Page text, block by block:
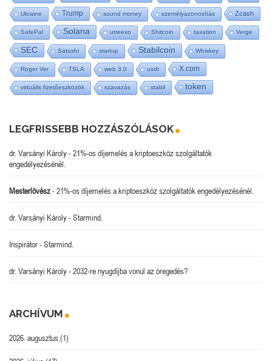
Ukraine Trump sound money személyazonosítás Zcash
SafePal Solana utreexo Shitcoin taxation Verge
SEC Satoshi startup Stabilcoin Whiskey
Roger Ver TSLA web 3.0 usdt X.com
virtuális fizetőeszközök szavazás stabil token
LEGFRISSEBB HOZZÁSZÓLÁSOK
dr. Varsányi Károly-21%-os díjemelés a kriptoeszköz szolgáltatók
engedélyezésénél.
Mesterlövész-21%-os díjemelés a kriptoeszköz szolgáltatók engedélyezésénél.
dr. Varsányi Károly-Starmind.
Inspirátor-Starmind.
dr. Varsányi Károly-2032-re nyugdíjba vonul az öregedés?
ARCHÍVUM
2026. augusztus(1)